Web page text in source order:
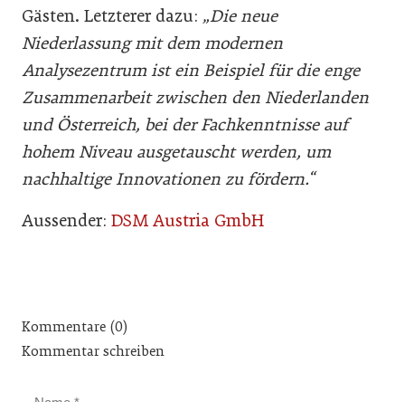
Gästen. Letzterer dazu: „Die neue
Niederlassung mit dem modernen
Analysezentrum ist ein Beispiel für die enge
Zusammenarbeit zwischen den Niederlanden
und Österreich, bei der Fachkenntnisse auf
hohem Niveau ausgetauscht werden, um
nachhaltige Innovationen zu fördern.“
Aussender: DSM Austria GmbH
Kommentare (0)
Kommentar schreiben